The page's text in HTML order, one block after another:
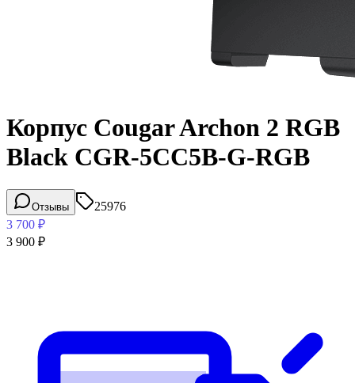
Корпус Cougar Archon 2 RGB
Black CGR-5CC5B-G-RGB
Отзывы
25976
3 700 ₽
3 900 ₽